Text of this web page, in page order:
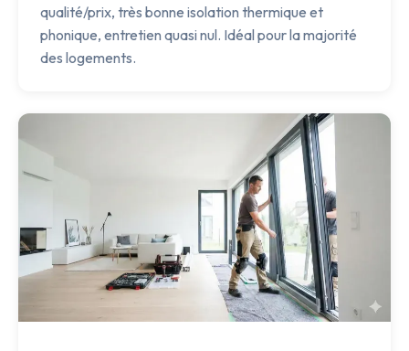
qualité/prix, très bonne isolation thermique et
phonique, entretien quasi nul. Idéal pour la majorité
des logements.